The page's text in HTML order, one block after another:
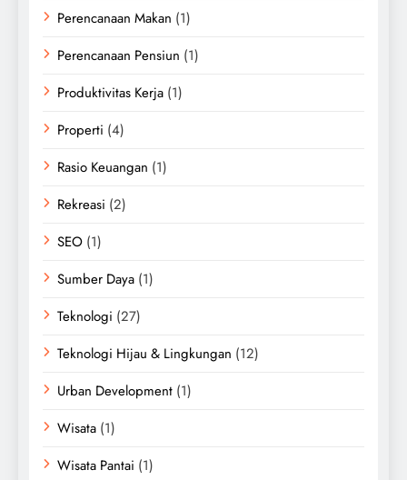
Perencanaan Makan (1)
Perencanaan Pensiun (1)
Produktivitas Kerja (1)
Properti (4)
Rasio Keuangan (1)
Rekreasi (2)
SEO (1)
Sumber Daya (1)
Teknologi (27)
Teknologi Hijau & Lingkungan (12)
Urban Development (1)
Wisata (1)
Wisata Pantai (1)